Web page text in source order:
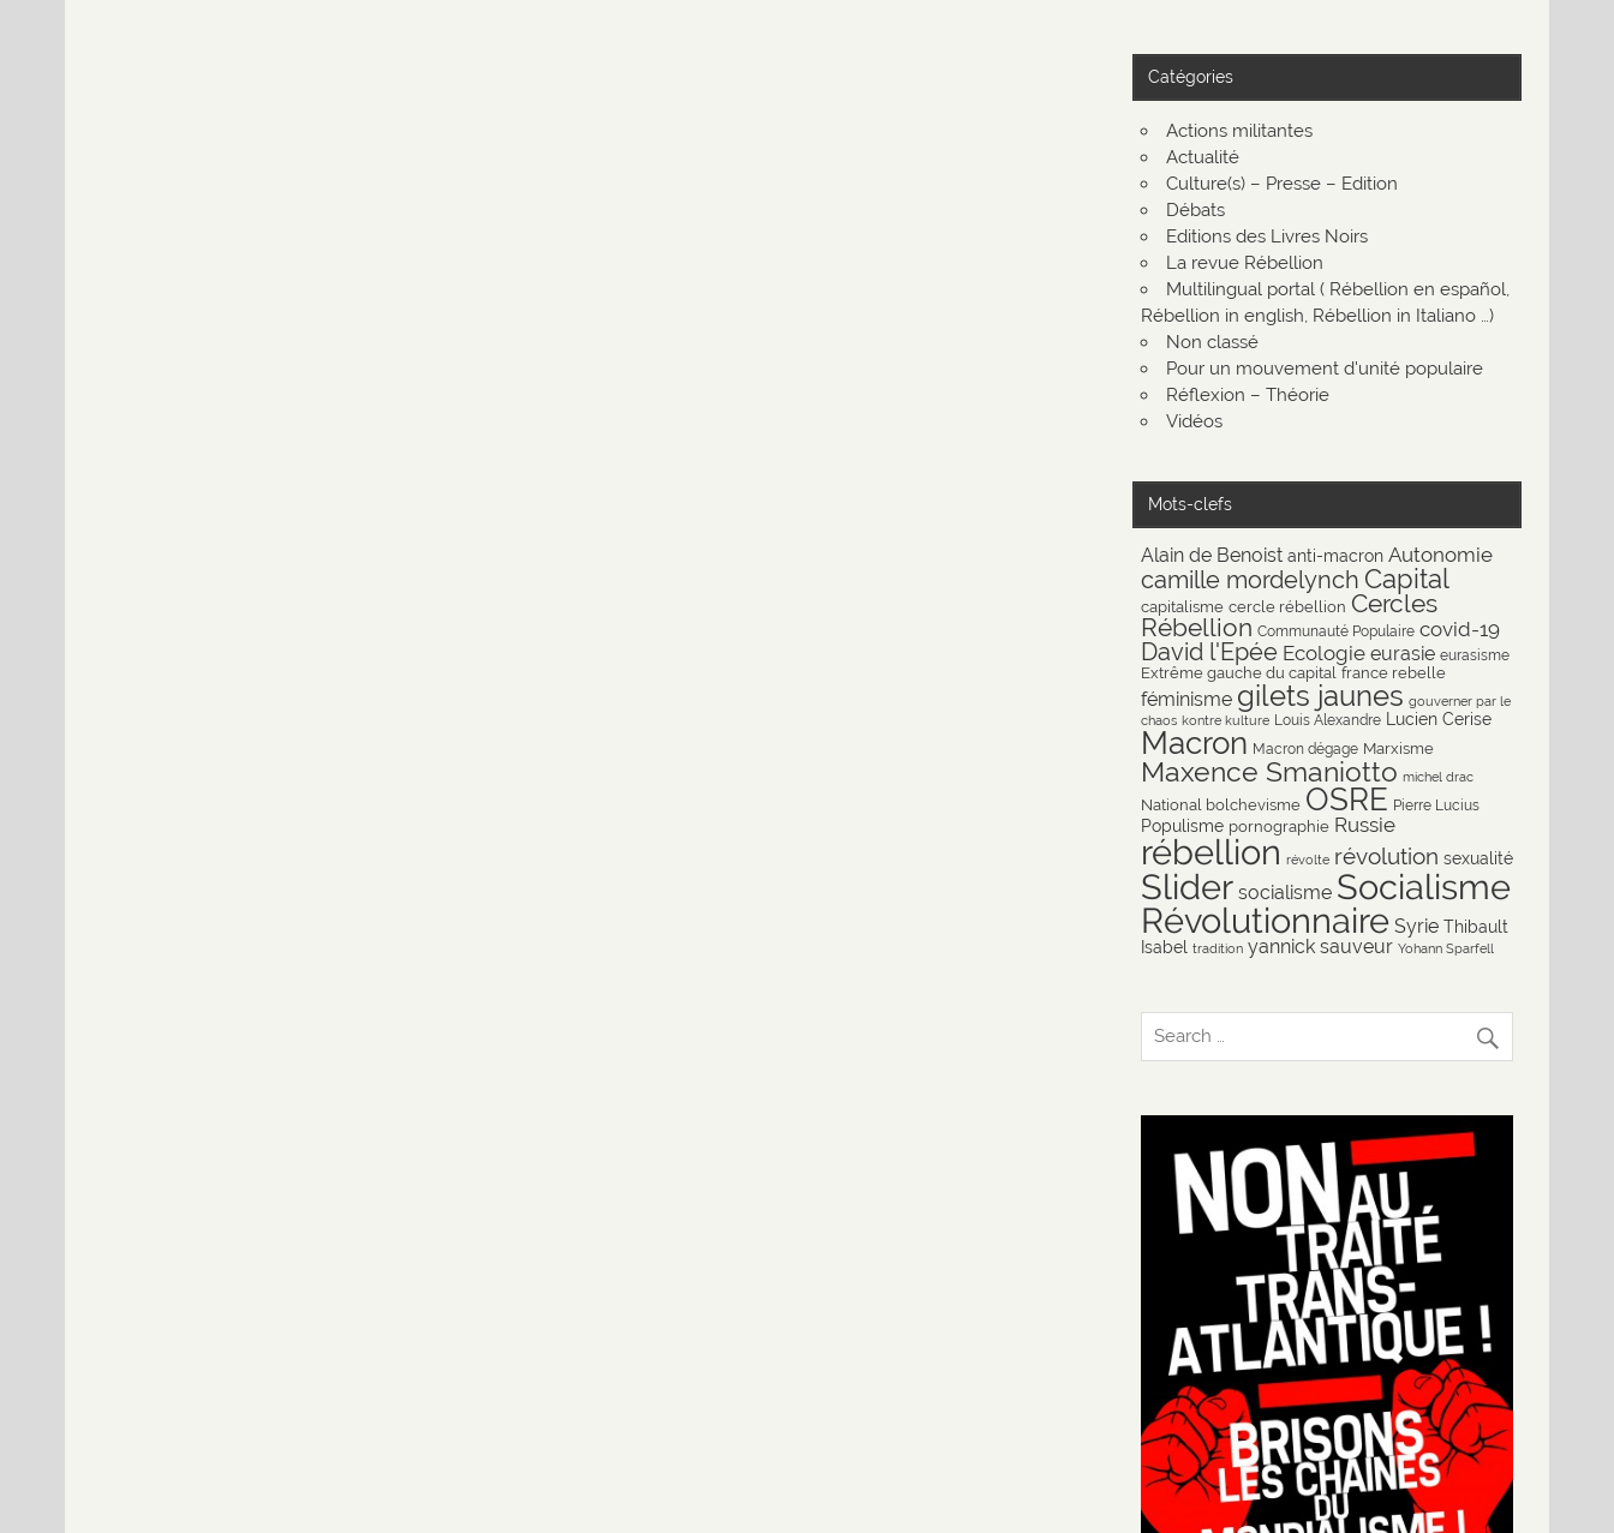
Catégories
Actions militantes
Actualité
Culture(s) – Presse – Edition
Débats
Editions des Livres Noirs
La revue Rébellion
Multilingual portal ( Rébellion en español,
Rébellion in english, Rébellion in Italiano …)
Non classé
Pour un mouvement d'unité populaire
Réflexion – Théorie
Vidéos
Mots-clefs
Alain de Benoist anti-macron Autonomie
camille mordelynch Capital
capitalisme cercle rébellion Cercles
Rébellion Communauté Populaire covid-19
David l'Epée Ecologie eurasie eurasisme
Extrême gauche du capital france rebelle
féminisme gilets jaunes gouverner par le
chaos kontre kulture Louis Alexandre Lucien Cerise
Macron Macron dégage Marxisme
Maxence Smaniotto michel drac
National bolchevisme OSRE Pierre Lucius
Populisme pornographie Russie
rébellion révolte révolution sexualité
Slider socialisme Socialisme
Révolutionnaire Syrie Thibault
Isabel tradition yannick sauveur Yohann Sparfell